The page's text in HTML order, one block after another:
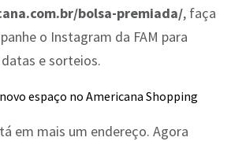
bolsa-premiada/, faça
o Instagram da FAM para
e sorteios.
espaço no Americana Shopping
em mais um endereço. Agora